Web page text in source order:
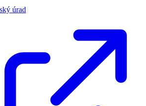
úrad